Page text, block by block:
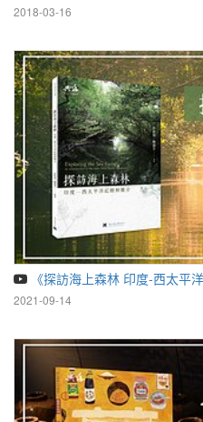
2018-03-16
《探訪海上森林 印度-西太平
2021-09-14